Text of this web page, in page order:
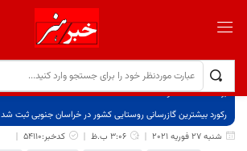
برگ نخست
نوشته‌ها
رکورد بیشترین گازرسانی روستایی کشور در خراسان جنوبی ثبت شد
شنبه 27 فوریه 2021
3:06 ب.ظ
کدخبر:54110